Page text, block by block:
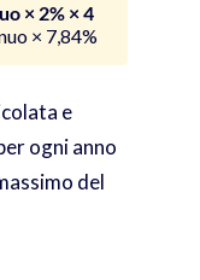
× 2% × 4
× 7,84%
e
ogni anno
del